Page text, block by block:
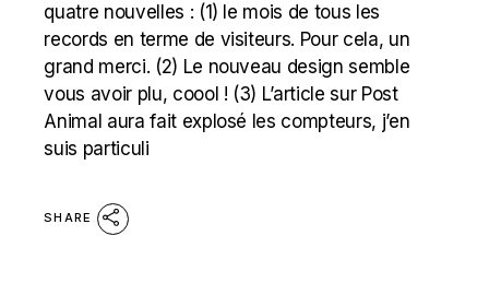
quatre nouvelles : (1) le mois de tous les
records en terme de visiteurs. Pour cela, un
grand merci. (2) Le nouveau design semble
vous avoir plu, coool ! (3) L’article sur Post
Animal aura fait explosé les compteurs, j’en
suis particuli
SHARE